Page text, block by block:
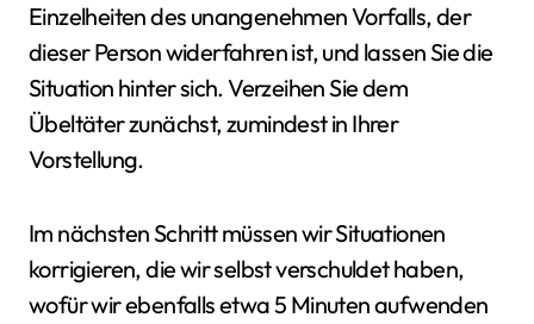
Einzelheiten des unangenehmen Vorfalls, der
dieser Person widerfahren ist, und lassen Sie die
Situation hinter sich. Verzeihen Sie dem
Übeltäter zunächst, zumindest in Ihrer
Vorstellung.
Im nächsten Schritt müssen wir Situationen
korrigieren, die wir selbst verschuldet haben,
wofür wir ebenfalls etwa 5 Minuten aufwenden